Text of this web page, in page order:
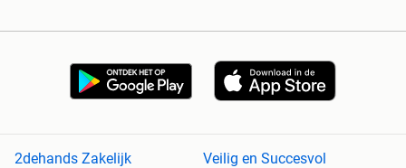
2dehands Zakelijk Veilig en Succesvol